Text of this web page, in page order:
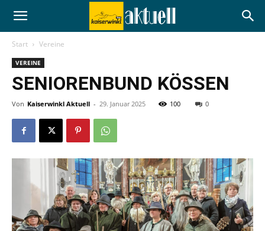
Start Vereine
VEREINE
SENIORENBUND KÖSSEN
Von Kaiserwinkl Aktuell - 29. Januar 2025 100 0